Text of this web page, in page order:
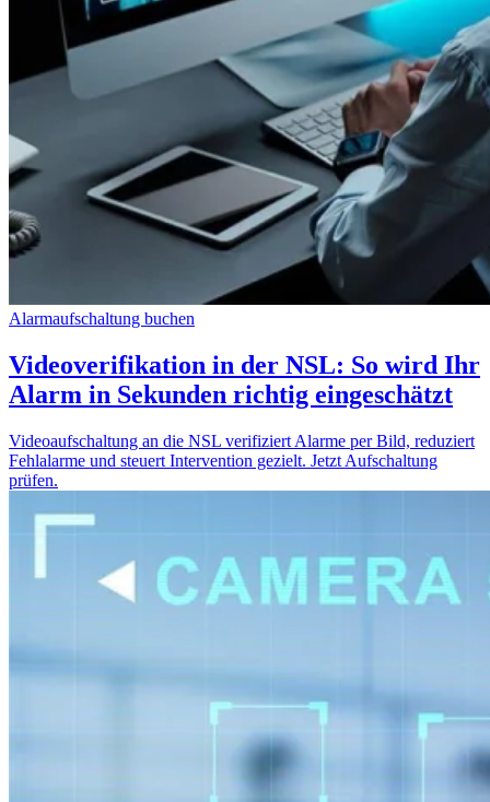
Alarmaufschaltung buchen
Videoverifikation in der NSL: So wird Ihr
Alarm in Sekunden richtig eingeschätzt
Videoaufschaltung an die NSL verifiziert Alarme per Bild, reduziert
Fehlalarme und steuert Intervention gezielt. Jetzt Aufschaltung
prüfen.